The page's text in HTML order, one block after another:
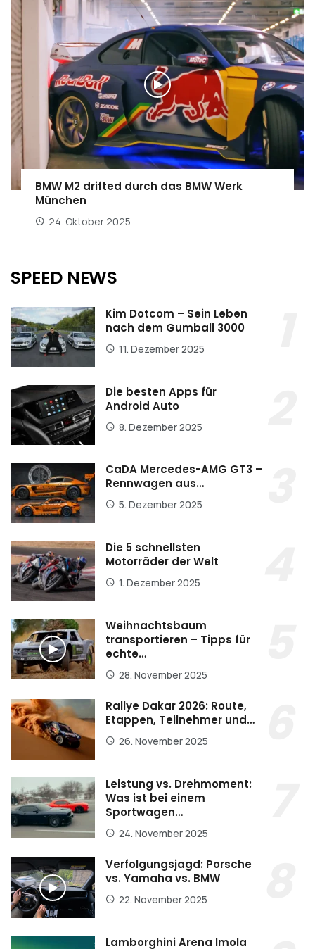
BMW M2 drifted durch das BMW Werk
München
24. Oktober 2025
SPEED NEWS
Kim Dotcom – Sein Leben
nach dem Gumball 3000
11. Dezember 2025
Die besten Apps für
Android Auto
8. Dezember 2025
CaDA Mercedes-AMG GT3 –
Rennwagen aus…
5. Dezember 2025
Die 5 schnellsten
Motorräder der Welt
1. Dezember 2025
Weihnachtsbaum
transportieren – Tipps für
echte…
28. November 2025
Rallye Dakar 2026: Route,
Etappen, Teilnehmer und…
26. November 2025
Leistung vs. Drehmoment:
Was ist bei einem
Sportwagen…
24. November 2025
Verfolgungsjagd: Porsche
vs. Yamaha vs. BMW
22. November 2025
Lamborghini Arena Imola